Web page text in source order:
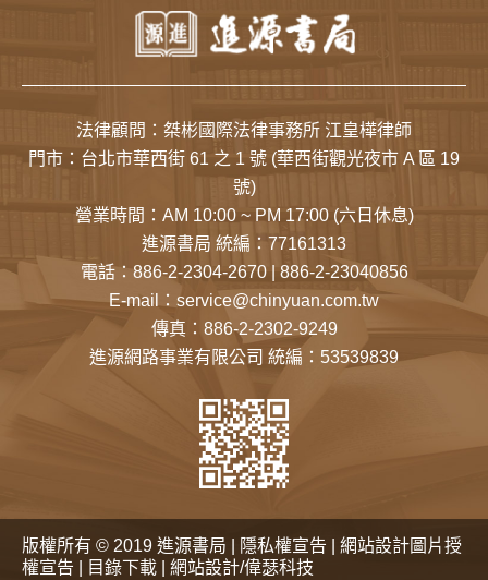
法律顧問：桀彬國際法律事務所 江皇樺律師
門市： 台北市華西街 61 之 1 號 (華西街觀光夜市 A 區 19
號)
營業時間：AM 10:00 ~ PM 17:00 (六日休息)
進源書局 統編：77161313
電話： 886-2-2304-2670|886-2-23040856
E-mail： service@chinyuan.com.tw
傳真：886-2-2302-9249
進源網路事業有限公司 統編：53539839
版權所有 © 2019 進源書局 | 隱私權宣告
網站設計圖片授
權宣告
目錄下載 網站設計/偉瑟科技